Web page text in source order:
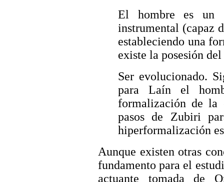
El hombre es un
instrumental (capaz
estableciendo una
existe la posesión
Ser evolucionado.
para Laín el
formalización de la
pasos de Zubiri
hiperformalización
Aunque existen otras
fundamento para el
actuante tomada de